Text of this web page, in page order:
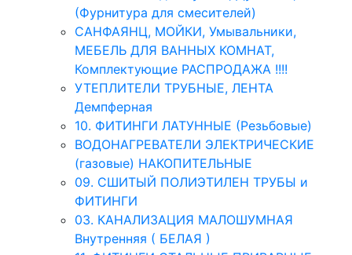
(Фурнитура для смесителей)
САНФАЯНЦ, МОЙКИ, Умывальники,
МЕБЕЛЬ ДЛЯ ВАННЫХ КОМНАТ,
Комплектующие РАСПРОДАЖА !!!!
УТЕПЛИТЕЛИ ТРУБНЫЕ, ЛЕНТА
Демпферная
10. ФИТИНГИ ЛАТУННЫЕ (Резьбовые)
ВОДОНАГРЕВАТЕЛИ ЭЛЕКТРИЧЕСКИЕ
(газовые) НАКОПИТЕЛЬНЫЕ
09. СШИТЫЙ ПОЛИЭТИЛЕН ТРУБЫ и
ФИТИНГИ
03. КАНАЛИЗАЦИЯ МАЛОШУМНАЯ
Внутренняя ( БЕЛАЯ )